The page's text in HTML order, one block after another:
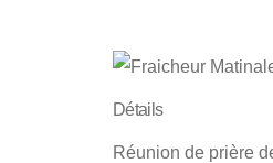
Détails
Réunion de prière